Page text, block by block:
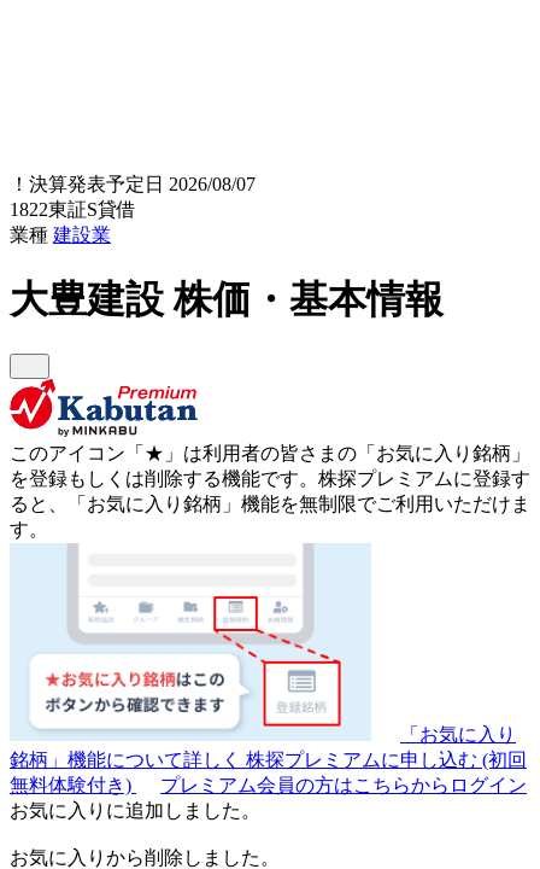
！ 決算発表予定日 2026/08/07
1822東証S貸借
業種 建設業
大豊建設株価・基本情報
このアイコン 「★」 は利用者の皆さまの 「お気に入り銘柄」
を登録もしくは削除する機能です。 株探プレミアムに登録す
ると、「お気に入り銘柄」機能を無制限でご利用いただけま
す。
「お気に入り
銘柄」機能について詳しく 株探プレミアムに申し込む (初回
無料体験付き)
プレミアム会員の方はこちらからログイン
お気に入りに追加しました。
お気に入りから削除しました。